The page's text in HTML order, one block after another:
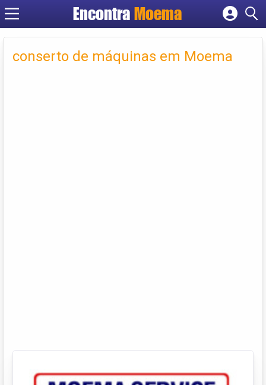
Encontra Moema
Criar conta
conserto de máquinas em Moema